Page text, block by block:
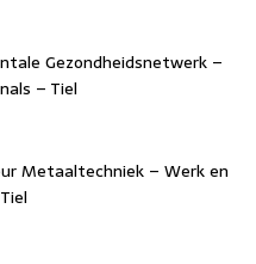
Gezondheidsnetwerk –
– Tiel
Metaaltechniek – Werk en